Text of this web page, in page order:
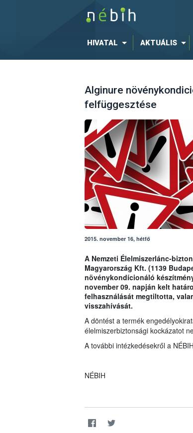
HIVATAL AKTUÁLIS
Alginure
felfüggesztése
2015. november 16, hétfő
A Nemzeti Élelmiszerlánc-
Magyarország Kft. (1139
növénykondícionáló
november 09. napján kelt
felhasználását megtiltotta,
visszahívását.
A döntést a termék
élelmiszerbiztonsági kockázatot
A további intézkedésekről a
NÉBIH